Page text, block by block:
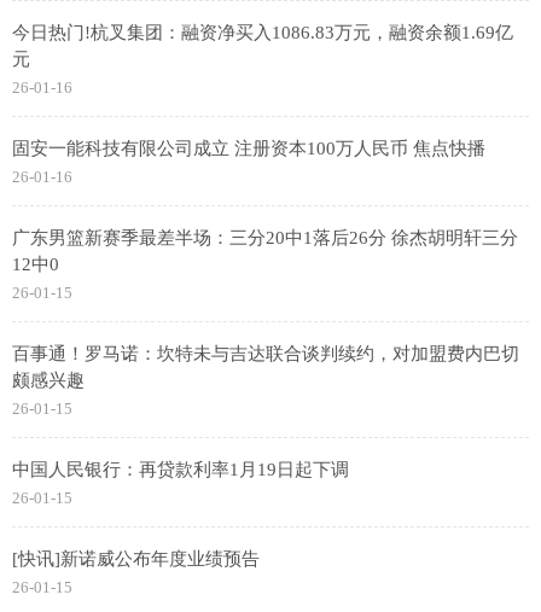
今日热门!杭叉集团：融资净买入1086.83万元，融资余额1.69亿
元
26-01-16
固安一能科技有限公司成立 注册资本100万人民币 焦点快播
26-01-16
广东男篮新赛季最差半场：三分20中1落后26分 徐杰胡明轩三分
12中0
26-01-15
百事通！罗马诺：坎特未与吉达联合谈判续约，对加盟费内巴切
颇感兴趣
26-01-15
中国人民银行：再贷款利率1月19日起下调
26-01-15
[快讯]新诺威公布年度业绩预告
26-01-15